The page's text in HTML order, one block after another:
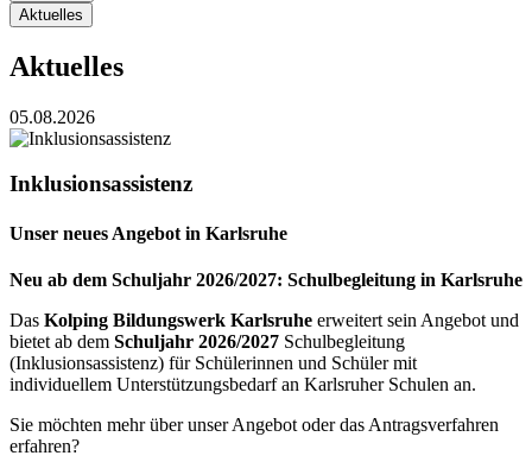
Aktuelles
Aktuelles
05.08.2026
Inklusionsassistenz
Unser neues Angebot in Karlsruhe
Neu ab dem Schuljahr 2026/2027: Schulbegleitung in Karlsruhe
Das Kolping Bildungswerk Karlsruhe erweitert sein Angebot und
bietet ab dem Schuljahr 2026/2027 Schulbegleitung
(Inklusionsassistenz) für Schülerinnen und Schüler mit
individuellem Unterstützungsbedarf an Karlsruher Schulen an.
Sie möchten mehr über unser Angebot oder das Antragsverfahren
erfahren?